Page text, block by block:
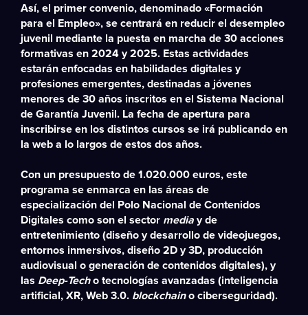
Así, el primer convenio, denominado «Formación
para el Empleo», se centrará en reducir el desempleo
juvenil mediante la puesta en marcha de 30 acciones
formativas en 2024 y 2025. Estas actividades
estarán enfocadas en habilidades digitales y
profesiones emergentes, destinadas a jóvenes
menores de 30 años inscritos en el Sistema Nacional
de Garantía Juvenil. La fecha de apertura para
inscribirse en los distintos cursos se irá publicando en
la web a lo largos de estos dos años.
Con un presupuesto de 1.020.000 euros, este
programa se enmarca en las áreas de
especialización del Polo Nacional de Contenidos
Digitales como son el sector media y de
entretenimiento (diseño y desarrollo de videojuegos,
entornos inmersivos, diseño 2D y 3D, producción
audiovisual o generación de contenidos digitales), y
las Deep-Techo tecnologías avanzadas (inteligencia
artificial, XR, Web 3.0. blockchaino ciberseguridad).